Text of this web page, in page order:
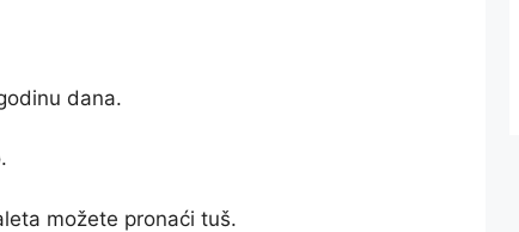
dana.
možete pronaći tuš.